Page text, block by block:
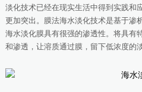
淡化技术已经在现实生活中得到实践和
更加突出。膜法海水淡化技术是基于渗
海水淡化膜具有很强的渗透性。将具有
和渗透，让溶质通过膜，留下低浓度的